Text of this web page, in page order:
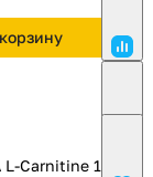
L-Carnitine 1000